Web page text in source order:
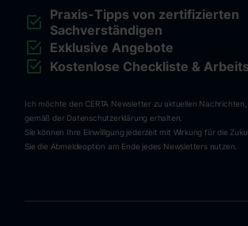
Praxis-Tipps von zertifizierten
Sachverständigen
Exklusive Angebote
Kostenlose Checkliste &
Ich möchte den CERTA Newsletter zu aktuellen
gemäß der Datenschutzerklärung erhalten.
Sie können Ihre Einwilligung jederzeit mit Wirkung für die
Sie die Abmeldeoption am Ende jedes Newsletters nutzen.